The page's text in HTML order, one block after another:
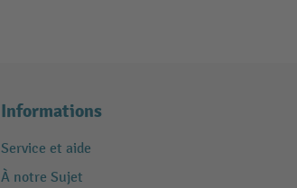
Informations
Service et aide
À notre Sujet